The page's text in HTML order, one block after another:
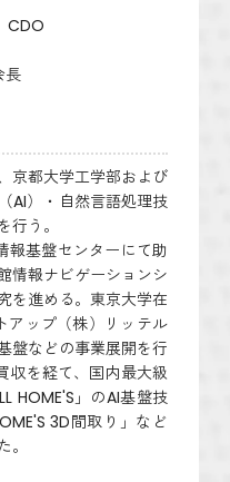
CDO
長
京都大学工学部および
AI）・自然言語処理技
う。
報基盤センターにて助
情報ナビゲーションシ
を進める。東京大学在
アップ（株）リッテル
盤などの事業展開を行
収を経て、国内最大級
HOME'S」のAI基盤技
3D間取り」など